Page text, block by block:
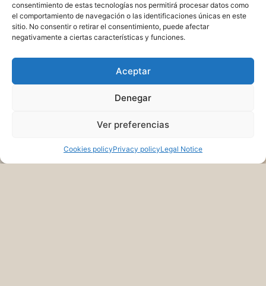
consentimiento de estas tecnologías nos permitirá procesar datos como
el comportamiento de navegación o las identificaciones únicas en este
sitio. No consentir o retirar el consentimiento, puede afectar
negativamente a ciertas características y funciones.
Aceptar
Denegar
Ver preferencias
Cookies policyPrivacy policyLegal Notice